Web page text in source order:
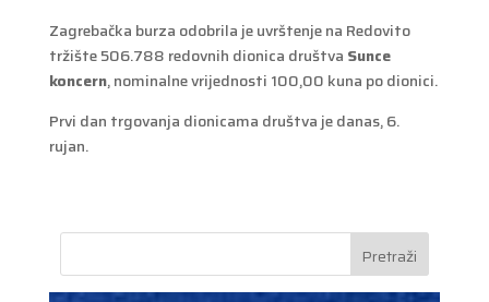
Zagrebačka burza odobrila je uvrštenje na Redovito
tržište 506.788 redovnih dionica društva Sunce
koncern, nominalne vrijednosti 100,00 kuna po dionici.
Prvi dan trgovanja dionicama društva je danas, 6.
rujan.